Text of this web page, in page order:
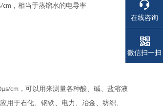
cm ，相当于蒸馏水的电导率
cm ，可以用来测量各种酸、碱、盐溶液
用于石化、钢铁、电力、冶金、纺织、
在线咨询
微信扫一扫